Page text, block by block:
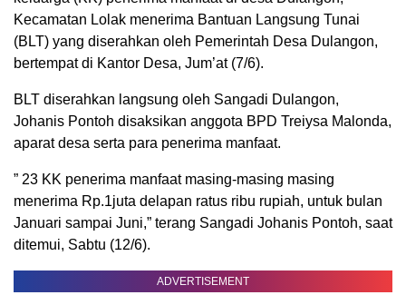
Kecamatan Lolak menerima Bantuan Langsung Tunai
(BLT) yang diserahkan oleh Pemerintah Desa Dulangon,
bertempat di Kantor Desa, Jum’at (7/6).
BLT diserahkan langsung oleh Sangadi Dulangon,
Johanis Pontoh disaksikan anggota BPD Treiysa Malonda,
aparat desa serta para penerima manfaat.
” 23 KK penerima manfaat masing-masing masing
menerima Rp.1juta delapan ratus ribu rupiah, untuk bulan
Januari sampai Juni,” terang Sangadi Johanis Pontoh, saat
ditemui, Sabtu (12/6).
ADVERTISEMENT